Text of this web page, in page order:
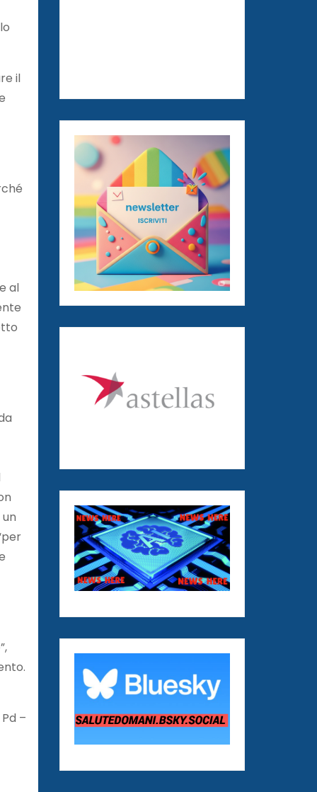
il
al
–